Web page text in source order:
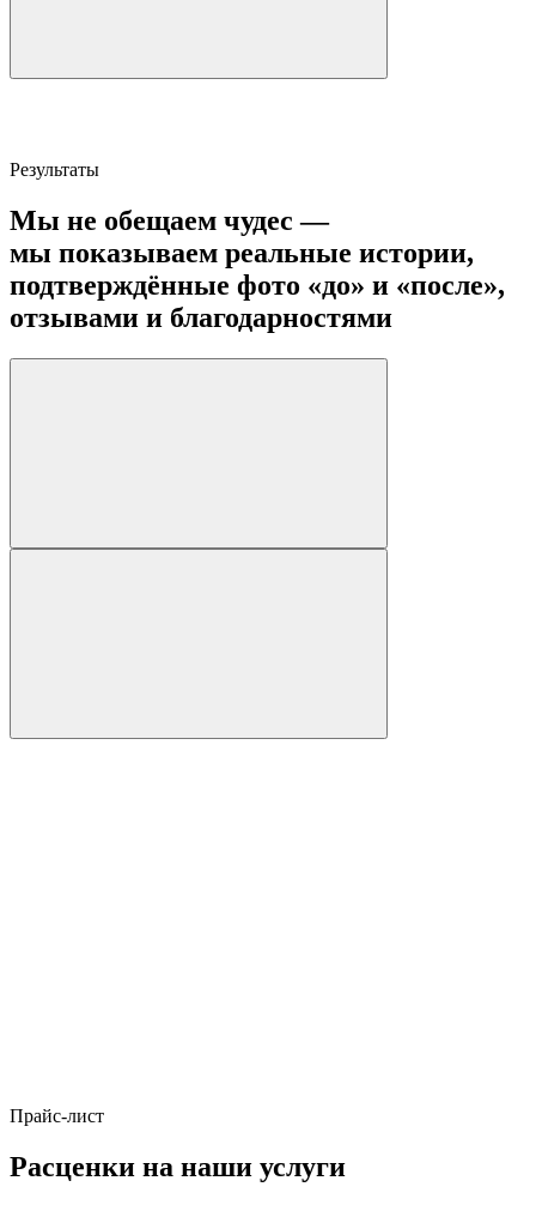
Результаты
Мы не обещаем чудес —
мы показываем реальные истории,
подтверждённые фото «до» и «после»,
отзывами и благодарностями
Прайс-лист
Расценки на наши услуги